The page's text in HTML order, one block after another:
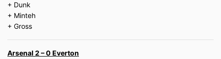
+ Dunk
+ Minteh
+ Gross
Arsenal 2 – 0 Everton